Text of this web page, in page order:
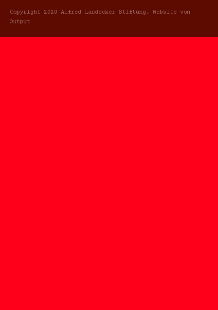
Copyright 2020 Alfred Landecker Stiftung. Website von
Output